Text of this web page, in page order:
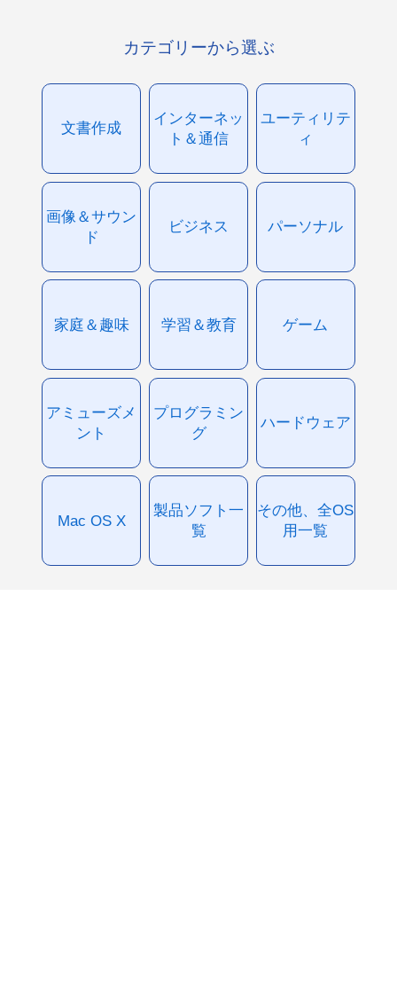
カテゴリーから選ぶ
文書作成
インターネッ
ト＆通信
ユーティリテ
ィ
画像＆サウン
ド
ビジネス パーソナル
家庭＆趣味 学習＆教育 ゲーム
アミューズメ
ント
プログラミン
グ
ハードウェア
Mac OS X
製品ソフト一
覧
その他、全OS
用一覧